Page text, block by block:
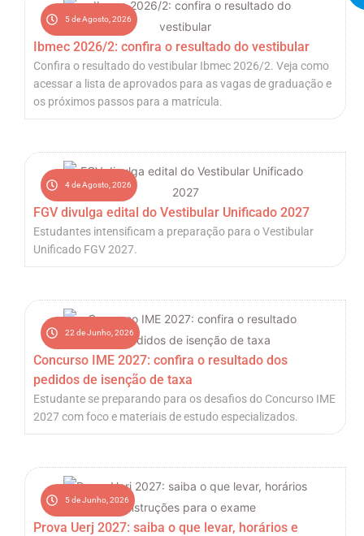
5 de Agosto, 2026
Ibmec 2026/2: confira o resultado do vestibular
Confira o resultado do vestibular Ibmec 2026/2. Veja como
acessar a lista de aprovados para as vagas de graduação e
os próximos passos para a matrícula.
4 de Agosto, 2026
FGV divulga edital do Vestibular Unificado 2027
Estudantes intensificam a preparação para o Vestibular
Unificado FGV 2027.
22 de Junho, 2026
Concurso IME 2027: confira o resultado dos
pedidos de isenção de taxa
Estudante se preparando para os desafios do Concurso IME
2027 com foco e materiais de estudo especializados.
5 de Junho, 2026
Prova Uerj 2027: saiba o que levar, horários e